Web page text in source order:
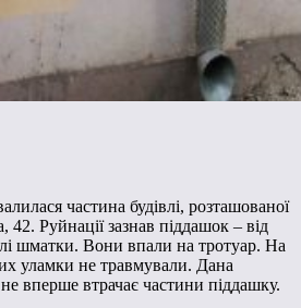
частина будівлі, розташованої
Руйнації зазнав піддашок – від
шматки. Вони впали на тротуар. На
уламки не травмували. Дана
вперше втрачає частини піддашку.